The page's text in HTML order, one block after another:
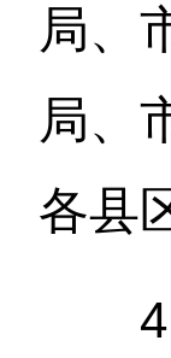
局、
局、
各县